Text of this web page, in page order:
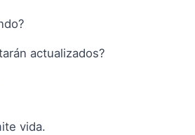
actualizados?
vida.